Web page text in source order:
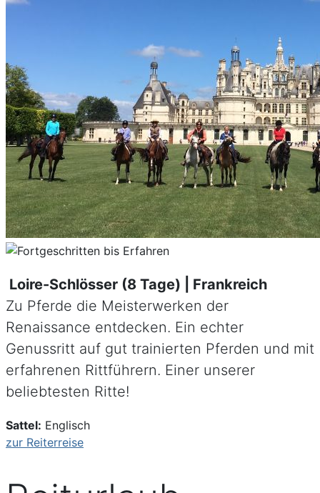
Loire-Schlösser (8 Tage) | Frankreich
Zu Pferde die Meisterwerken der
Renaissance entdecken. Ein echter
Genussritt auf gut trainierten Pferden und mit
erfahrenen Rittführern. Einer unserer
beliebtesten Ritte!
Sattel: Englisch
zur Reiterreise